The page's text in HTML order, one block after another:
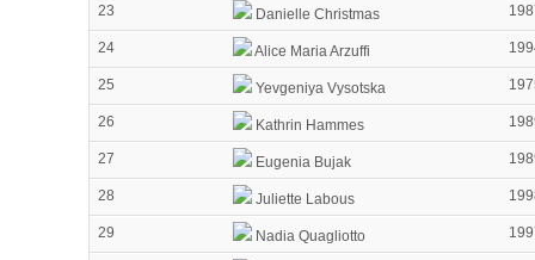
23 Danielle Christmas
24 Alice Maria Arzuffi
25 Yevgeniya Vysotska
26 Kathrin Hammes
27 Eugenia Bujak
28 Juliette Labous
29 Nadia Quagliotto